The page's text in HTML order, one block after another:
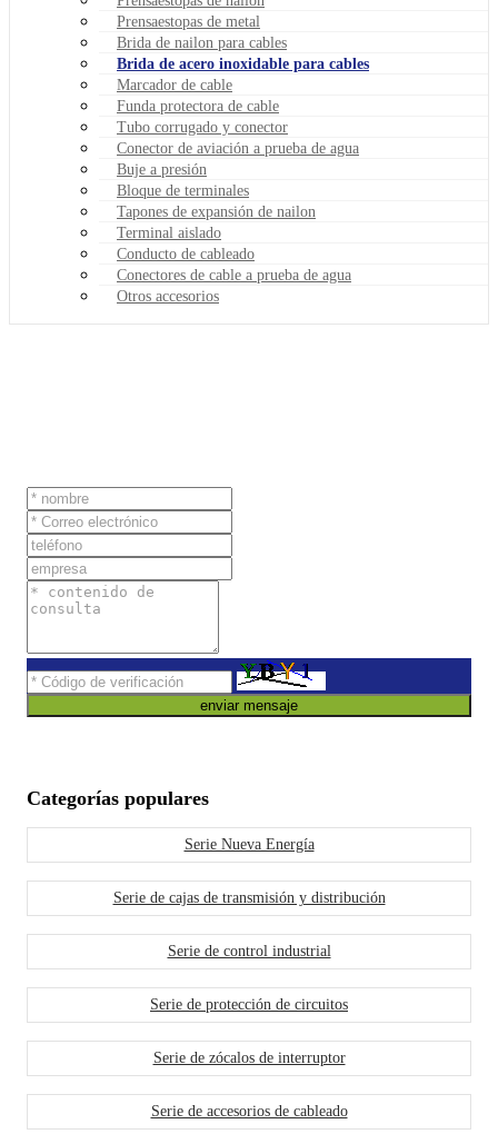
Prensaestopas de metal
Brida de nailon para cables
Brida de acero inoxidable para cables
Marcador de cable
Funda protectora de cable
Tubo corrugado y conector
Conector de aviación a prueba de agua
Buje a presión
Bloque de terminales
Tapones de expansión de nailon
Terminal aislado
Conducto de cableado
Conectores de cable a prueba de agua
Otros accesorios
enviar mensaje
Categorías populares
Serie Nueva Energía
Serie de cajas de transmisión y distribución
Serie de control industrial
Serie de protección de circuitos
Serie de zócalos de interruptor
Serie de accesorios de cableado